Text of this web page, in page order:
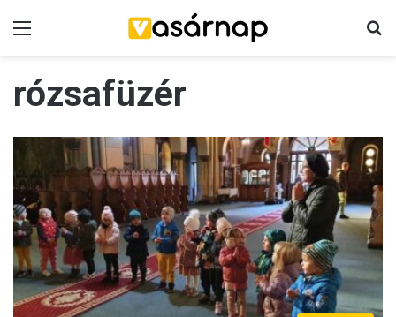
rózsafüzér